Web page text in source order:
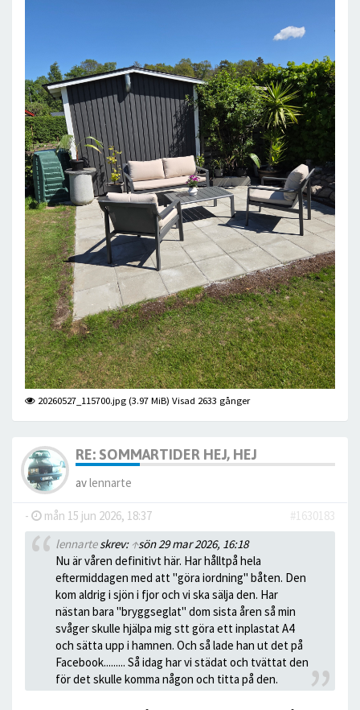
20260527_115700.jpg (3.97 MiB) Visad 2633 gånger
RE: SOMMARTIDER HEJ, HEJ
avlennarte
- mån 15 jun 2026, 18:37
#1630183
lennarteskrev: ↑sön 29 mar 2026, 16:18
Nu är våren definitivt här. Har hålltpå hela
eftermiddagen med att "göra iordning" båten. Den
kom aldrig i sjön i fjor och vi ska sälja den. Har
nästan bara "bryggseglat" dom sista åren så min
svåger skulle hjälpa mig stt göra ett inplastat A4
och sätta upp i hamnen. Och så lade han ut det på
Facebook......... Så idag har vi städat och tvättat den
för det skulle komma någon och titta på den.